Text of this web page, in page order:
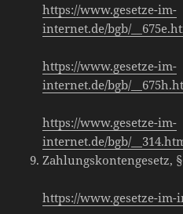
https://www.gesetze-im-
internet.de/bgb/
https://www.gesetze-im-
internet.de/bgb/
https://www.gesetze-im-
internet.de/bgb/
Zahlungskontengesetz,
https://www.gesetze-im-